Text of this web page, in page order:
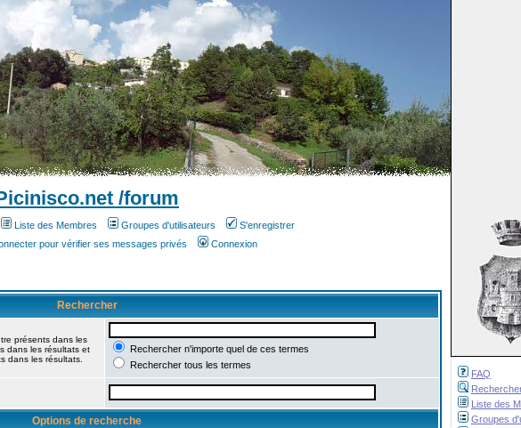
FAQ
Liste des
Groupes
/forum
Liste des Membres Groupes d'utilisateurs
S'enregistrer
pour vérifier ses messages privés Connexion
Rechercher
présents dans les
dans les résultats et
dans les résultats.
Rechercher n'importe quel de ces termes
Rechercher tous les termes
Options de recherche